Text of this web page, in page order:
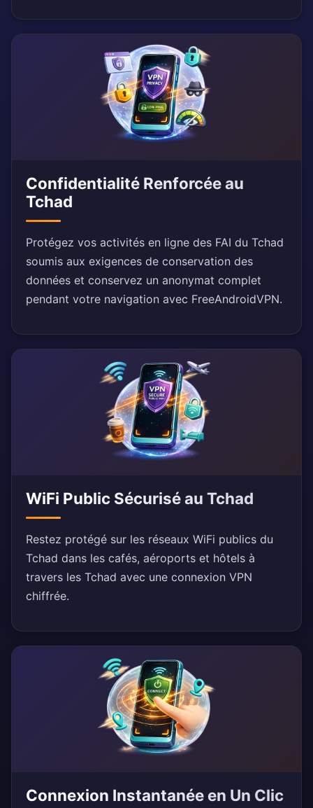
Confidentialité Renforcée au
Tchad
Protégez vos activités en ligne des FAI du Tchad
soumis aux exigences de conservation des
données et conservez un anonymat complet
pendant votre navigation avec FreeAndroidVPN.
WiFi Public Sécurisé au Tchad
Restez protégé sur les réseaux WiFi publics du
Tchad dans les cafés, aéroports et hôtels à
travers les Tchad avec une connexion VPN
chiffrée.
Connexion Instantanée en Un Clic